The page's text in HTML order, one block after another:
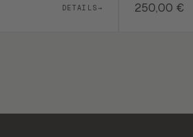
DETAILS→ 250,00 €